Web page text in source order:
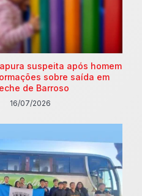
suspeita após homem
sobre saída em
de Barroso
16/07/2026